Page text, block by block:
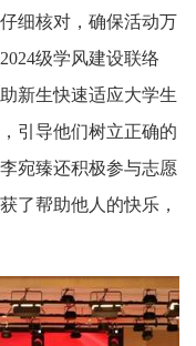
细核对，确保活动万
2024级学风建设联络
新生快速适应大学生
引导他们树立正确的
宛臻还积极参与志愿
了帮助他人的快乐，